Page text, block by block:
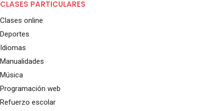
CLASES PARTICULARES
Clases online
Deportes
Idiomas
Manualidades
Música
Programación web
Refuerzo escolar